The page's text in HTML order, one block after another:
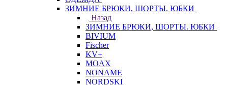
ЗИМНИЕ БРЮКИ, ШОРТЫ. ЮБКИ
Назад
ЗИМНИЕ БРЮКИ, ШОРТЫ. ЮБКИ
BIVIUM
Fischer
KV+
MOAX
NONAME
NORDSKI